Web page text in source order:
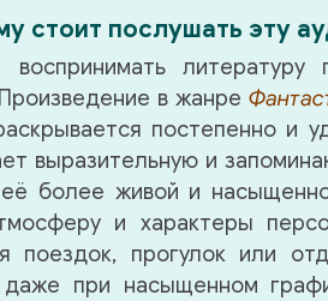
стоит послушать эту
воспринимать
в жанре
постепенно и
выразительную и
более живой и
и характеры
прогулок или
даже при насыщенном